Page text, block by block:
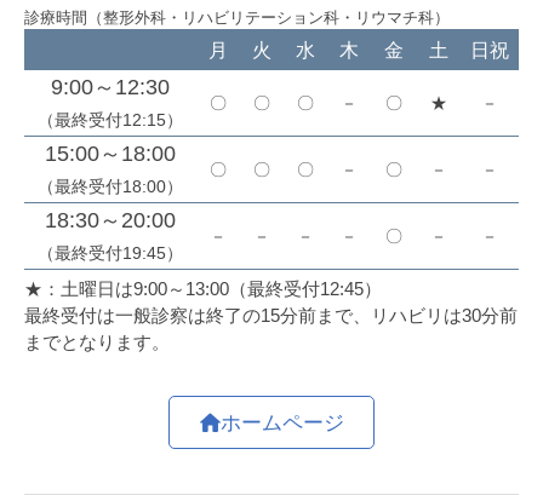
ホームページ